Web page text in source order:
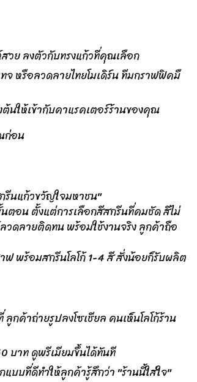
วย ลงตัวกับทรงแก้วที่คุณเลือก
จ หรือลวดลายไทยโมเดิร์น ทีมกราฟฟิคมื
ต้นให้เข้ากับคาแรคเตอร์ร้านของคุณ
ก่อน
รีนแก้วขวัญใจมหาชน"
ตอน ตั้งแต่การเลือกสีสกรีนที่คมชัด สีไม่
วดลายติดทน พร้อมใช้งานจริง ลูกค้าถือ
ฟ พร้อมสกรีนโลโก้ 1-4 สี สั่งน้อยก็รับผลิต
กค้าถ่ายรูปลงโซเชียล คนเห็นโลโก้ร้าน
บาท ดูพรีเมียมขึ้นได้ทันที
บบที่ดีทำให้ลูกค้ารู้สึกว่า "ร้านนี้ใส่ใจ"